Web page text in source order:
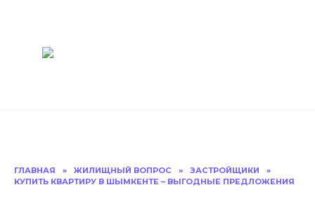
ГЛАВНАЯ » ЖИЛИЩНЫЙ ВОПРОС » ЗАСТРОЙЩИКИ
»
КУПИТЬ КВАРТИРУ В ШЫМКЕНТЕ – ВЫГОДНЫЕ ПРЕДЛОЖЕНИЯ